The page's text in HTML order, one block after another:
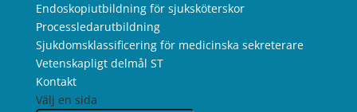
Endoskopiutbildning för sjuksköterskor
Processledarutbildning
Sjukdomsklassificering för medicinska sekreterare
Vetenskapligt delmål ST
Kontakt
Välj en sida